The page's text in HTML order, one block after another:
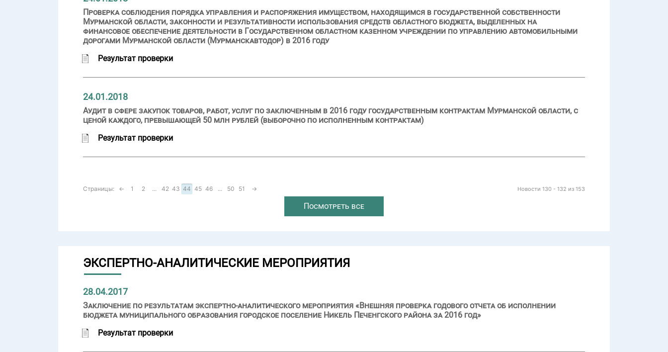
Проверка соблюдения порядка управления и распоряжения имуществом, находящимся в государственной собственности
Мурманской области, законности и результативности использования средств областного бюджета, выделенных на
финансовое обеспечение деятельности в Государственном областном казенном учреждении по управлению автомобильными
дорогами Мурманской области (Мурманскавтодор) в 2016 году
Результат проверки
24.01.2018
Аудит в сфере закупок товаров, работ, услуг по заключенным в 2016 году государственным контрактам Мурманской области, с
ценой каждого, превышающей 50 млн рублей (выборочно по исполненным контрактам)
Результат проверки
Новости 130 - 132 из 153
Страницы: ← 1 2 ... 42 43 44 45 46 ... 50 51 →
Посмотреть все
ЭКСПЕРТНО-АНАЛИТИЧЕСКИЕ МЕРОПРИЯТИЯ
28.04.2017
Заключение по результатам экспертно-аналитического мероприятия «Внешняя проверка годового отчета об исполнении
бюджета муниципального образования городское поселение Никель Печенгского района за 2016 год»
Результат проверки